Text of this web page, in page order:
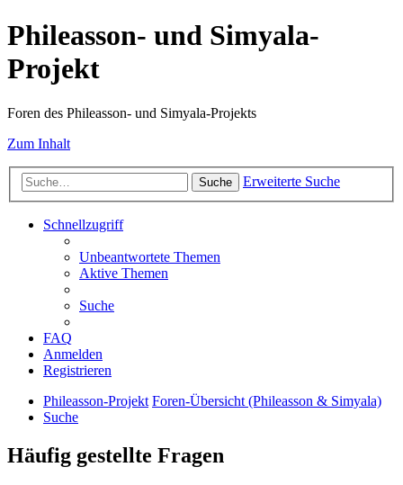
Phileasson- und Simyala-
Projekt
Foren des Phileasson- und Simyala-Projekts
Zum Inhalt
Suche Erweiterte Suche
Schnellzugriff
Unbeantwortete Themen
Aktive Themen
Suche
FAQ
Anmelden
Registrieren
Phileasson-Projekt Foren-Übersicht (Phileasson & Simyala)
Suche
Häufig gestellte Fragen